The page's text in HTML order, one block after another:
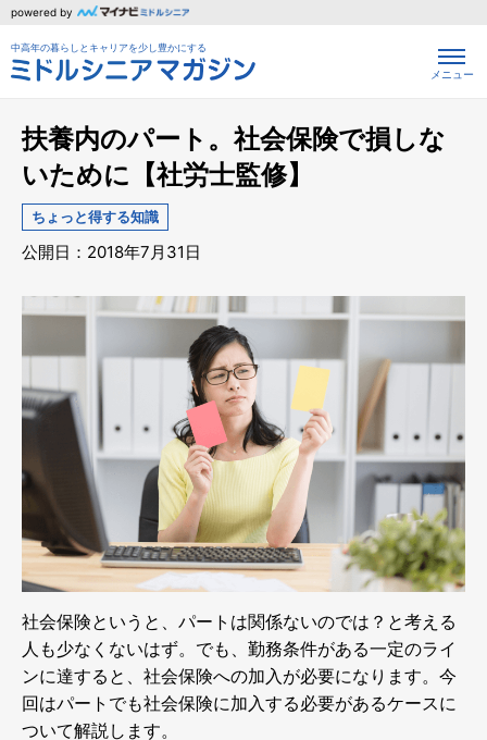
powered by
中高年の暮らしとキャリアを少し豊かにする
メニュー
扶養内のパート。社会保険で損しな
いために【社労士監修】
ちょっと得する知識
公開日：2018年7月31日
社会保険というと、パートは関係ないのでは？と考える
人も少なくないはず。でも、勤務条件がある一定のライ
ンに達すると、社会保険への加入が必要になります。今
回はパートでも社会保険に加入する必要があるケースに
ついて解説します。